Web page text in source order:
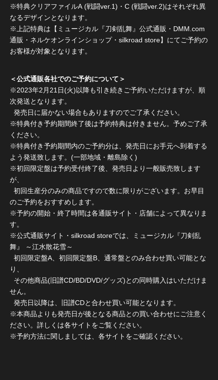
※特典クリアファイルA (戦闘ver.1)・C (戦闘ver.2)はそれぞれ異
なるデザインとなります。
※上記特典は【ミュージカル『刀剣乱舞』公式通販・DMM.com
通販・ネルケオンラインショップ・silkroad store】にてご予約の
お客様が対象となります。
＜公式通販各社でのご予約について＞
※2023年2月21日(火)以降も引き続きご予約いただけますが、順
次発送となります。
発売日に届かない場合もありますのでご了承ください。
※特典付き予約期間終了後は予約特典は付きません。予めご了承
ください。
※特典付き予約期間内のご予約分は、発売日にお手元へ到着する
よう発送致します。(一部地域・離島除く)
※初回限定盤は予約受付終了後、発売日より一般販売致します
が、
初回生産分のみの商品ですので数に限りがございます。お早目
のご予約をおすすめします。
※予約の開始・終了時間は各通販サイト・店舗によって異なりま
す。
※公式通販サイト・silkroad storeでは、ミュージカル『刀剣乱
舞』 ～江水散花雪～
初回限定盤A、初回限定盤B、通常盤とのみ合わせ買い可能とな
り、
その他商品(旧譜CD/BD/DVD/グッズ)との同時購入はいただけま
せん。
発売日以降は、旧譜CDと合わせ買い可能となります。
※本商品よりも発売日が後となる商品との買い合わせにご注意く
ださい。詳しくは各サイトをご覧ください。
※予約方法に関しましては、各サイトをご確認ください。